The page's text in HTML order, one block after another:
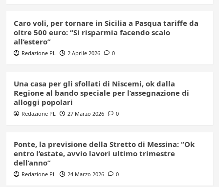
Caro voli, per tornare in Sicilia a Pasqua tariffe da
oltre 500 euro: “Si risparmia facendo scalo
all’estero”
Redazione PL 2 Aprile 2026 0
Una casa per gli sfollati di Niscemi, ok dalla
Regione al bando speciale per l’assegnazione di
alloggi popolari
Redazione PL 27 Marzo 2026 0
Ponte, la previsione della Stretto di Messina: “Ok
entro l’estate, avvio lavori ultimo trimestre
dell’anno”
Redazione PL 24 Marzo 2026 0